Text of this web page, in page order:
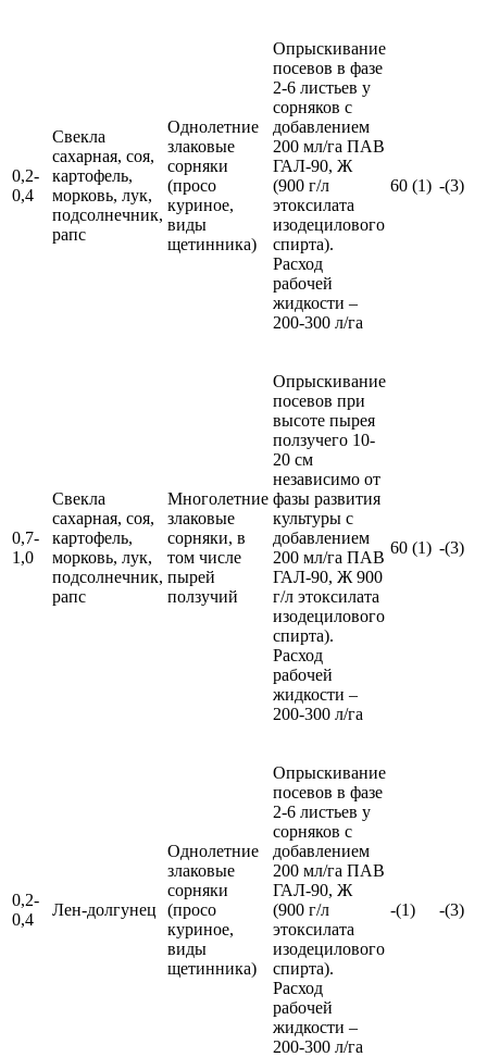
0,2-
0,4
Свекла
сахарная, соя,
картофель,
морковь, лук,
подсолнечник,
рапс
Однолетние
злаковые
сорняки
(просо
куриное,
виды
щетинника)
Опрыскивание
посевов в фазе
2-6 листьев у
сорняков с
добавлением
200 мл/га ПАВ
ГАЛ-90, Ж
(900 г/л
этоксилата
изодецилового
спирта).
Расход
рабочей
жидкости –
200-300 л/га
60 (1) -(3)
0,7-
1,0
Свекла
сахарная, соя,
картофель,
морковь, лук,
подсолнечник,
рапс
Многолетние
злаковые
сорняки, в
том числе
пырей
ползучий
Опрыскивание
посевов при
высоте пырея
ползучего 10-
20 см
независимо от
фазы развития
культуры с
добавлением
200 мл/га ПАВ
ГАЛ-90, Ж 900
г/л этоксилата
изодецилового
спирта).
Расход
рабочей
жидкости –
200-300 л/га
60 (1) -(3)
0,2-
0,4
Лен-долгунец
Однолетние
злаковые
сорняки
(просо
куриное,
виды
щетинника)
Опрыскивание
посевов в фазе
2-6 листьев у
сорняков с
добавлением
200 мл/га ПАВ
ГАЛ-90, Ж
(900 г/л
этоксилата
изодецилового
спирта).
Расход
рабочей
жидкости –
200-300 л/га
-(1) -(3)